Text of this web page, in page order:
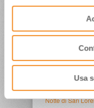
soli cookie tecnici
Usa
Venerdì 7 e
Dolce Vita”
Maradona Jr,
CONTO ALLA
DI
Notte di San